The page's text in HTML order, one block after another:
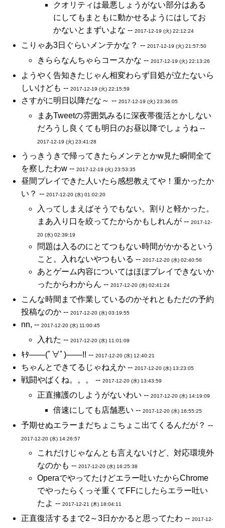
クオリティは最悪しょうがない部分はある
にしてもまともに動かせるようにはしてお
かないとまずいよな -- 2017-12-19 (火) 22:12:24
こりゃあ3日ぐらいメンテかな？ -- 2017-12-19 (火) 21:57:50
きららなんちゃらコースかな -- 2017-12-19 (火) 22:13:26
ようやく告知きたじゃん相変わらず目処が立たないら
しいけども -- 2017-12-19 (火) 22:15:59
さすがに明日以降だな～ -- 2017-12-19 (火) 23:36:05
まあTweetの雰囲気みるに深夜帯復活とかしない
だろうし良くても明日のお昼以降でしょうね --
2017-12-19 (火) 23:41:28
うっきうきで帰ってきたらメンテとかw見た瞬間全て
を察したわw -- 2017-12-19 (火) 23:53:35
昼間プレイできた人いたら感想教えてや！重かったか
い？ -- 2017-12-20 (水) 01:02:20
入ってしまえばそうでもない。割りと軽かった。
まあ入り口を絞ってたからかもしれんが -- 2017-12-
20 (水) 02:39:19
問題は入るのにとてつもない時間がかかるという
こと。入れないやつもいる -- 2017-12-20 (水) 02:40:56
あとゲーム内容についてはほぼプレイできないか
ったからわからん -- 2017-12-20 (水) 02:41:24
こんな時間まで作業しているのかそれともただの予約
投稿なのか -- 2017-12-20 (水) 03:19:55
nn, -- 2017-12-20 (水) 11:00:45
入れた -- 2017-12-20 (水) 11:01:09
ｷﾀ――(ﾟ∀ﾟ)――!! -- 2017-12-20 (水) 12:40:21
ちゃんとできてるじゃねえか -- 2017-12-20 (水) 13:23:05
戦闘やばくね。。。 -- 2017-12-20 (水) 13:43:59
正直擁護のしようがないわい -- 2017-12-20 (水) 14:19:09
倍速にしても店舗悪い -- 2017-12-20 (水) 16:55:25
予期せぬエラーまだちょこちょこ出てくるんだが？ --
2017-12-20 (水) 14:26:57
これだけじゃなんとも言えないけど、対応環境外
なのかも -- 2017-12-20 (水) 16:25:38
Operaでやってたけどエラー吐いたからChrome
でやったらくっそ重くてFFにしたらエラー吐い
たよ -- 2017-12-21 (木) 18:04:11
正直復活するまで2～3日かかると思ってたわ -- 2017-12-